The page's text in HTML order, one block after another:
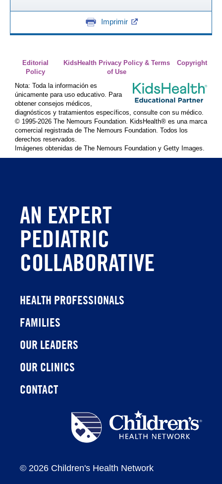
Imprimir
Editorial
Policy
KidsHealth Privacy Policy & Terms
of Use
Copyright
Nota: Toda la información es
únicamente para uso educativo. Para
obtener consejos médicos,
diagnósticos y tratamientos específicos, consulte con su médico.
© 1995-2026 The Nemours Foundation. KidsHealth® es una marca
comercial registrada de The Nemours Foundation. Todos los
derechos reservados.
Imágenes obtenidas de The Nemours Foundation y Getty Images.
AN EXPERT
PEDIATRIC
COLLABORATIVE
HEALTH PROFESSIONALS
FAMILIES
OUR LEADERS
OUR CLINICS
CONTACT
© 2026 Children's Health Network